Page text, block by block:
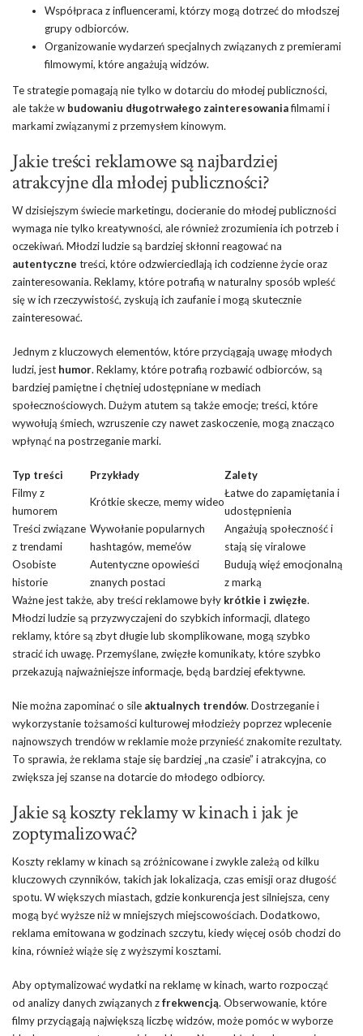
Współpraca z influencerami, którzy mogą dotrzeć do młodszej
grupy odbiorców.
Organizowanie wydarzeń specjalnych związanych z premierami
filmowymi, które angażują widzów.
Te strategie pomagają nie tylko w dotarciu do młodej publiczności,
ale także w budowaniu długotrwałego zainteresowaniafilmami i
markami związanymi z przemysłem kinowym.
Jakie treści reklamowe są najbardziej
atrakcyjne dla młodej publiczności?
W dzisiejszym świecie marketingu, docieranie do młodej publiczności
wymaga nie tylko kreatywności, ale również zrozumienia ich potrzeb i
oczekiwań. Młodzi ludzie są bardziej skłonni reagować na
autentyczne treści, które odzwierciedlają ich codzienne życie oraz
zainteresowania. Reklamy, które potrafią w naturalny sposób wpleść
się w ich rzeczywistość, zyskują ich zaufanie i mogą skutecznie
zainteresować.
Jednym z kluczowych elementów, które przyciągają uwagę młodych
ludzi, jest humor. Reklamy, które potrafią rozbawić odbiorców, są
bardziej pamiętne i chętniej udostępniane w mediach
społecznościowych. Dużym atutem są także emocje; treści, które
wywołują śmiech, wzruszenie czy nawet zaskoczenie, mogą znacząco
wpłynąć na postrzeganie marki.
Typ treści Przykłady
Zalety
Filmy z
humorem
Krótkie skecze, memy wideo
Łatwe do zapamiętania i
udostępnienia
Treści związane
z trendami
Wywołanie popularnych
hashtagów, meme’ów
Angażują społeczność i
stają się viralowe
Osobiste
historie
Autentyczne opowieści
znanych postaci
Budują więź emocjonalną
z marką
Ważne jest także, aby treści reklamowe były krótkie i zwięzłe.
Młodzi ludzie są przyzwyczajeni do szybkich informacji, dlatego
reklamy, które są zbyt długie lub skomplikowane, mogą szybko
stracić ich uwagę. Przemyślane, zwięzłe komunikaty, które szybko
przekazują najważniejsze informacje, będą bardziej efektywne.
Nie można zapominać o sile aktualnych trendów. Dostrzeganie i
wykorzystanie tożsamości kulturowej młodzieży poprzez wplecenie
najnowszych trendów w reklamie może przynieść znakomite rezultaty.
To sprawia, że reklama staje się bardziej „na czasie” i atrakcyjna, co
zwiększa jej szanse na dotarcie do młodego odbiorcy.
Jakie są koszty reklamy w kinach i jak je
zoptymalizować?
Koszty reklamy w kinach są zróżnicowane i zwykle zależą od kilku
kluczowych czynników, takich jak lokalizacja, czas emisji oraz długość
spotu. W większych miastach, gdzie konkurencja jest silniejsza, ceny
mogą być wyższe niż w mniejszych miejscowościach. Dodatkowo,
reklama emitowana w godzinach szczytu, kiedy więcej osób chodzi do
kina, również wiąże się z wyższymi kosztami.
Aby optymalizować wydatki na reklamę w kinach, warto rozpocząć
od analizy danych związanych zfrekwencją. Obserwowanie, które
filmy przyciągają największą liczbę widzów, może pomóc w wyborze